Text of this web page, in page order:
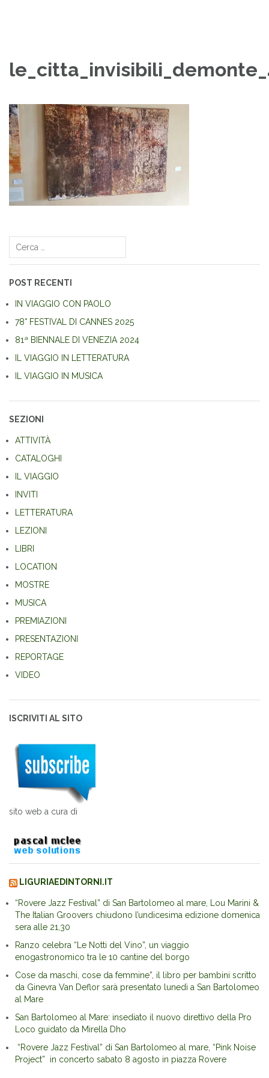
articoli
Ricerca
POST RECENTI
IN VIAGGIO CON PAOLO
78° FESTIVAL DI CANNES 2025
81ª BIENNALE DI VENEZIA 2024
IL VIAGGIO IN LETTERATURA
IL VIAGGIO IN MUSICA
SEZIONI
ATTIVITÀ
CATALOGHI
IL VIAGGIO
INVITI
LETTERATURA
LEZIONI
LIBRI
LOCATION
MOSTRE
MUSICA
PREMIAZIONI
PRESENTAZIONI
REPORTAGE
VIDEO
ISCRIVITI AL SITO
sito web a cura di
LIGURIAEDINTORNI.IT
“Rovere Jazz Festival” di San Bartolomeo al mare, Lou Marini &
The Italian Groovers chiudono l’undicesima edizione domenica
sera alle 21,30
Ranzo celebra “Le Notti del Vino”, un viaggio
enogastronomico tra le 10 cantine del borgo
Cose da maschi, cose da femmine”, il libro per bambini scritto
da Ginevra Van Deflor sarà presentato lunedì a San Bartolomeo
al Mare
San Bartolomeo al Mare: insediato il nuovo direttivo della Pro
Loco guidato da Mirella Dho
“Rovere Jazz Festival” di San Bartolomeo al mare, “Pink Noise
Project” in concerto sabato 8 agosto in piazza Rovere